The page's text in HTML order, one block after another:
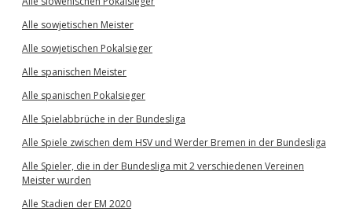
Alle sowjetischen Meister
Alle sowjetischen Pokalsieger
Alle spanischen Meister
Alle spanischen Pokalsieger
Alle Spielabbrüche in der Bundesliga
Alle Spiele zwischen dem HSV und Werder Bremen in der Bundesliga
Alle Spieler, die in der Bundesliga mit 2 verschiedenen Vereinen
Meister wurden
Alle Stadien der EM 2020